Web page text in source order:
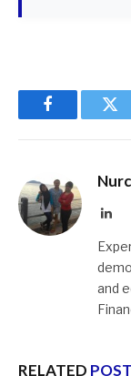
Facebook
and
RELATED